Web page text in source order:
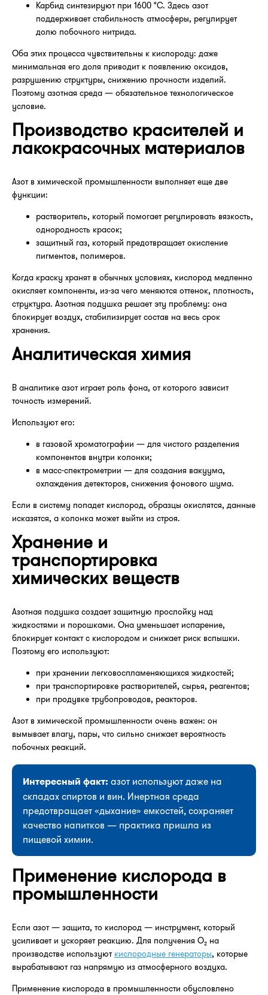
Карбид синтезируют при 1600 °C. Здесь азот
поддерживает стабильность атмосферы, регулирует
долю побочного нитрида.
Оба этих процесса чувствительны к кислороду: даже
минимальная его доля приводит к появлению оксидов,
разрушению структуры, снижению прочности изделий.
Поэтому азотная среда — обязательное технологическое
условие.
Производство красителей и
лакокрасочных материалов
Азот в химической промышленности выполняет еще две
функции:
растворитель, который помогает регулировать вязкость,
однородность красок;
защитный газ, который предотвращает окисление
пигментов, полимеров.
Когда краску хранят в обычных условиях, кислород медленно
окисляет компоненты, из-за чего меняются оттенок, плотность,
структура. Азотная подушка решает эту проблему: она
блокирует воздух, стабилизирует состав на весь срок
хранения.
Аналитическая химия
В аналитике азот играет роль фона, от которого зависит
точность измерений.
Используют его:
в газовой хроматографии — для чистого разделения
компонентов внутри колонки;
в масс-спектрометрии — для создания вакуума,
охлаждения детекторов, снижения фонового шума.
Если в систему попадет кислород, образцы окислятся, данные
исказятся, а колонка может выйти из строя.
Хранение и
транспортировка
химических веществ
Азотная подушка создает защитную прослойку над
жидкостями и порошками. Она уменьшает испарение,
блокирует контакт с кислородом и снижает риск вспышки.
Поэтому его используют:
при хранении легковоспламеняющихся жидкостей;
при транспортировке растворителей, сырья, реагентов;
при продувке трубопроводов, реакторов.
Азот в химической промышленности очень важен: он
вымывает влагу, пары, что сильно снижает вероятность
побочных реакций.
Интересный факт: азот используют даже на
складах спиртов и вин. Инертная среда
предотвращает «дыхание» емкостей, сохраняет
качество напитков — практика пришла из
пищевой химии.
Применение кислорода в
промышленности
Если азот — защита, то кислород — инструмент, который
усиливает и ускоряет реакцию. Для получения O₂ на
производстве используют кислородные генераторы, которые
вырабатывают газ напрямую из атмосферного воздуха.
Применение кислорода в промышленности обусловлено